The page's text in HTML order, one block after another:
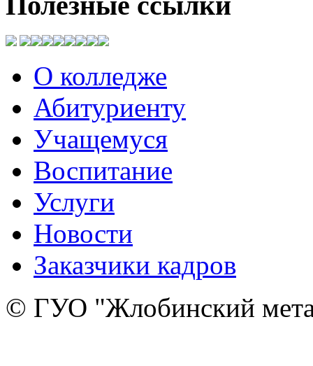
О колледже
Абитуриенту
Учащемуся
Воспитание
Услуги
Новости
Заказчики кадров
© ГУО "Жлобинский